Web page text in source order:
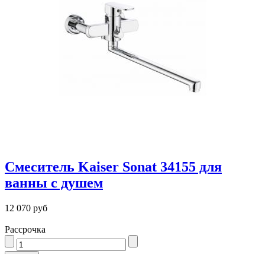
Смеситель Kaiser Sonat 34155 для
ванны с душем
12 070 руб
Рассрочка